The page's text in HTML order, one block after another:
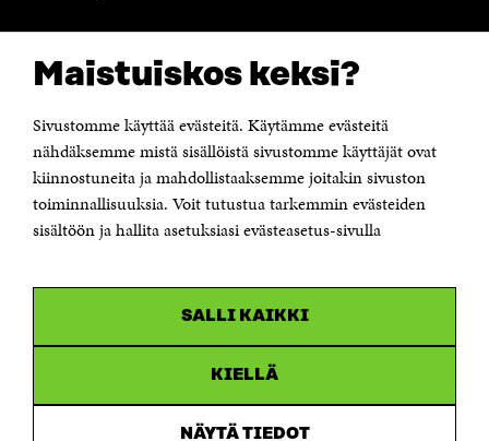
Maistuiskos keksi?
Sivustomme käyttää evästeitä. Käytämme evästeitä
nähdäksemme mistä sisällöistä sivustomme käyttäjät ovat
kiinnostuneita ja mahdollistaaksemme joitakin sivuston
toiminnallisuuksia. Voit tutustua tarkemmin evästeiden
sisältöön ja hallita asetuksiasi evästeasetus-sivulla
SALLI KAIKKI
KIELLÄ
NÄYTÄ TIEDOT
The Finnish Innovation Fund Sitra
Itämerenkatu 11-13, PO Box 160,
Telephone +358 294 618 991
Telefax +358 9 645 072
Email firstname.lastname@sitra.fi sitra@sitra.fi
How to get to Sitra?
Business ID 0202132-3
in
window